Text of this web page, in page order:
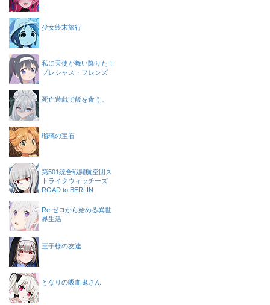
少女終末旅行
私に天使が舞い降りた！
プレシャス・フレンズ
死亡遊戯で飯を食う。
瑠璃の宝石
第501統合戦闘航空団ス
トライクウィッチーズ
ROAD to BERLIN
Re:ゼロから始める異世
界生活
王子様の友達
となりの吸血鬼さん